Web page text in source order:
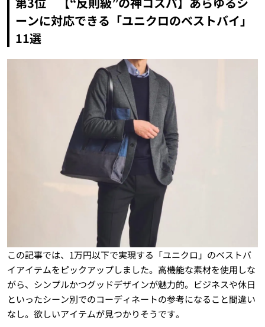
ーンに対応できる「ユニクロのベストバイ」
11選
この記事では、1万円以下で実現する「ユニクロ」のベストバ
イアイテムをピックアップしました。高機能な素材を使用しな
がら、シンプルかつグッドデザインが魅力的。ビジネスや休日
といったシーン別でのコーディネートの参考になること間違い
なし。欲しいアイテムが見つかりそうです。